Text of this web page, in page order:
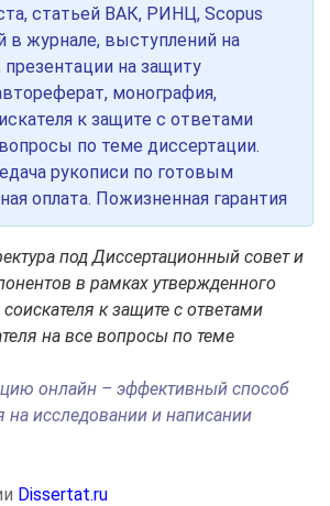
статьей ВАК, РИНЦ, Scopus
в журнале, выступлений на
на защиту
монография,
к защите с ответами
по теме диссертации.
рукописи по готовым
оплата. Пожизненная гарантия
под Диссертационный совет и
в рамках утвержденного
к защите с ответами
на все вопросы по теме
онлайн – эффективный способ
на исследовании и написании
Dissertat.ru